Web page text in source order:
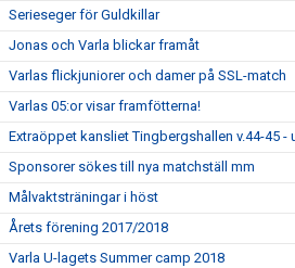
Serieseger för Guldkillar
Jonas och Varla blickar framåt
Varlas flickjuniorer och damer på SSL-match
Varlas 05:or visar framfötterna!
Extraöppet kansliet Tingbergshallen v.44-45 -
Sponsorer sökes till nya matchställ mm
Målvaktsträningar i höst
Årets förening 2017/2018
Varla U-lagets Summer camp 2018